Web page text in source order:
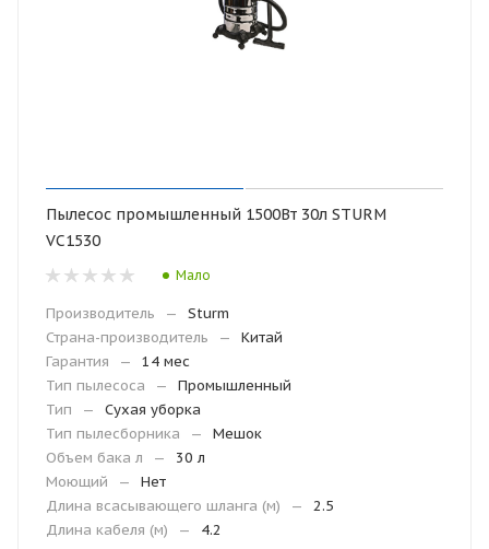
Пылесос промышленный 1500Вт 30л STURM
VC1530
Мало
Производитель —
Sturm
Страна-производитель
—
Китай
Гарантия
—
14 мес
Тип пылесоса
—
Промышленный
Тип
—
Сухая уборка
Тип пылесборника
—
Мешок
Объем бака л
—
30 л
Моющий
—
Нет
Длина всасывающего шланга (м)
—
2.5
Длина кабеля (м)
—
4.2